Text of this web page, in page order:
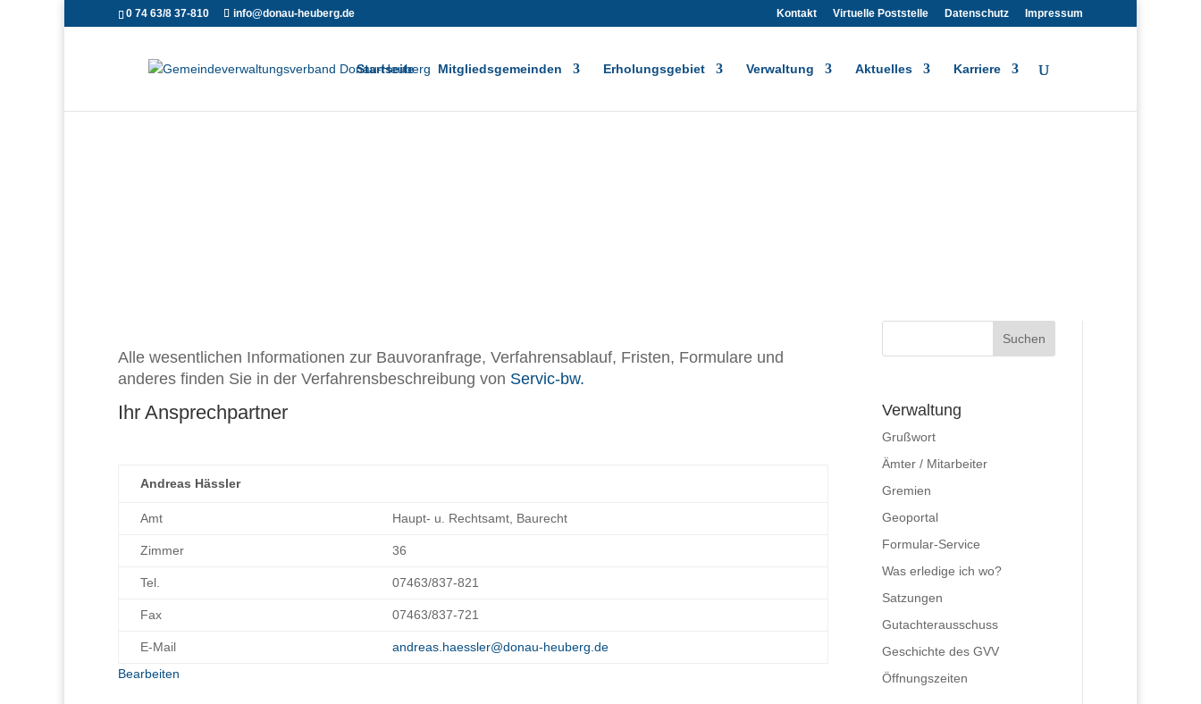
0 74 63/8 37-810 info@donau-heuberg.de Kontakt Virtuelle Poststelle Datenschutz Impressum
Startseite Mitgliedsgemeinden Erholungsgebiet Verwaltung Aktuelles Karriere
Alle wesentlichen Informationen zur Bauvoranfrage, Verfahrensablauf, Fristen, Formulare und
anderes finden Sie in der Verfahrensbeschreibung von Servic-bw.
Ihr Ansprechpartner
Bearbeiten
Andreas Hässler
Amt Haupt- u. Rechtsamt, Baurecht
Zimmer 36
Tel. 07463/837-821
Fax 07463/837-721
E-Mail andreas.haessler@donau-heuberg.de
Verwaltung
Grußwort
Ämter / Mitarbeiter
Gremien
Geoportal
Formular-Service
Was erledige ich wo?
Satzungen
Gutachterausschuss
Geschichte des GVV
Öffnungszeiten